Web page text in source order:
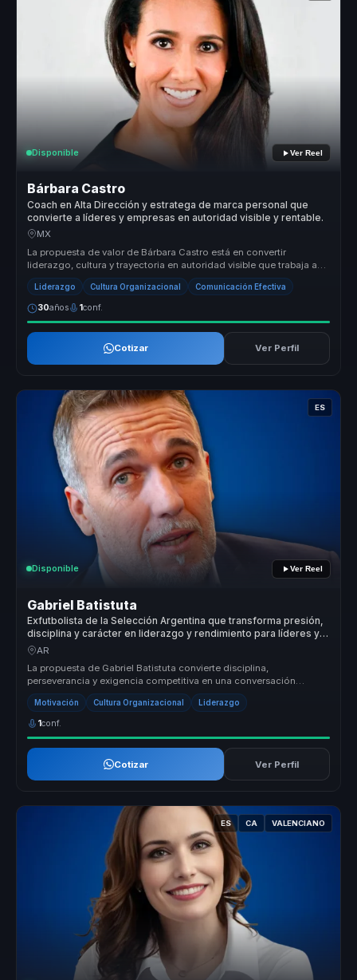
Disponible Ver Reel
Bárbara Castro
Coach en Alta Dirección y estratega de marca personal que
convierte a líderes y empresas en autoridad visible y rentable.
MX
La propuesta de valor de Bárbara Castro está en convertir
liderazgo, cultura y trayectoria en autoridad visible que trabaja a
favor del n...
Liderazgo Cultura Organizacional Comunicación Efectiva
30años 1conf.
Cotizar Ver Perfil
ES
Disponible Ver Reel
Gabriel Batistuta
Exfutbolista de la Selección Argentina que transforma presión,
disciplina y carácter en liderazgo y rendimiento para líderes y
equipos.
AR
La propuesta de Gabriel Batistuta convierte disciplina,
perseverancia y exigencia competitiva en una conversación
aplicable al negocio. P...
Motivación Cultura Organizacional Liderazgo
1conf.
Cotizar Ver Perfil
ES CA VALENCIANO